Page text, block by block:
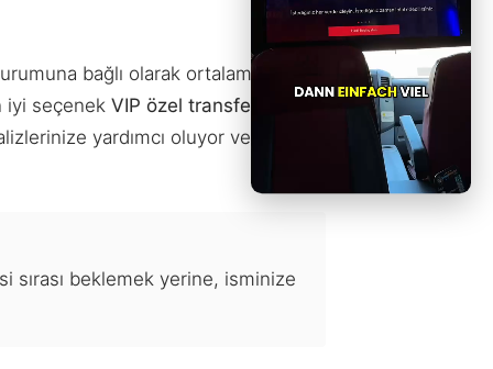
bağlı olarak ortalama 45
iyi seçenek VIP özel transfer
yardımcı oluyor ve klimalı,
sırası beklemek yerine, isminize